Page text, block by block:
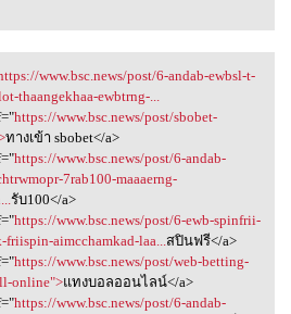
www.bsc.news
www.bsc.news/post/6-andab-ewbsl-t-
thaangekhaa-ewbtrng-...
https://www.bsc.news/post/sbobet-
ทางเข้า sbobet</a>
https://www.bsc.news/post/6-andab-
7rab100-maaaerng-
รับ100</a>
https://www.bsc.news/post/6-ewb-spinfrii-
friispin-aimcchamkad-laa...สปินฟรี</a>
https://www.bsc.news/post/web-betting-
online">แทงบอลออนไลน์</a>
https://www.bsc.news/post/6-andab-